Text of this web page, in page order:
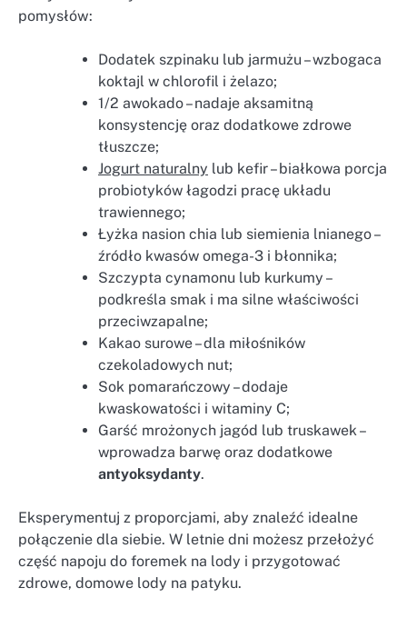
pomysłów:
Dodatek szpinaku lub jarmużu – wzbogaca
koktajl w chlorofil i żelazo;
1/2 awokado – nadaje aksamitną
konsystencję oraz dodatkowe zdrowe
tłuszcze;
Jogurt naturalny lub kefir – białkowa porcja
probiotyków łagodzi pracę układu
trawiennego;
Łyżka nasion chia lub siemienia lnianego –
źródło kwasów omega-3 i błonnika;
Szczypta cynamonu lub kurkumy –
podkreśla smak i ma silne właściwości
przeciwzapalne;
Kakao surowe – dla miłośników
czekoladowych nut;
Sok pomarańczowy – dodaje
kwaskowatości i witaminy C;
Garść mrożonych jagód lub truskawek –
wprowadza barwę oraz dodatkowe
antyoksydanty.
Eksperymentuj z proporcjami, aby znaleźć idealne
połączenie dla siebie. W letnie dni możesz przełożyć
część napoju do foremek na lody i przygotować
zdrowe, domowe lody na patyku.